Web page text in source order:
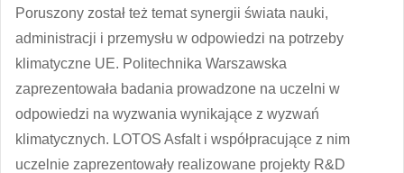
Poruszony został też temat synergii świata nauki,
administracji i przemysłu w odpowiedzi na potrzeby
klimatyczne UE. Politechnika Warszawska
zaprezentowała badania prowadzone na uczelni w
odpowiedzi na wyzwania wynikające z wyzwań
klimatycznych. LOTOS Asfalt i współpracujące z nim
uczelnie zaprezentowały realizowane projekty R&D